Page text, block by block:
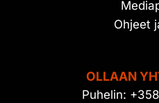
Ohjeet
OLLAAN
Puhelin: